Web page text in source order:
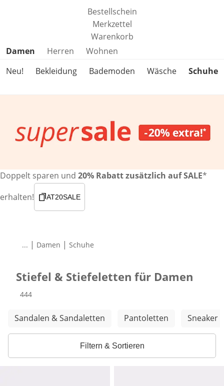
Bestellschein
Merkzettel
Warenkorb
Produktkategorien überspringen
Damen Herren
Wohnen
Neu!
Bekleidung Bademoden Wäsche Schuhe
Doppelt sparen und 20% Rabatt zusätzlich auf SALE*
erhalten!
AT20SALE
... | Damen | Schuhe
Stiefel & Stiefeletten für Damen
Produkte
444
Weitere Kategorien überspringen
Sandalen & Sandaletten Pantoletten Sneaker
Filtern & Sortieren